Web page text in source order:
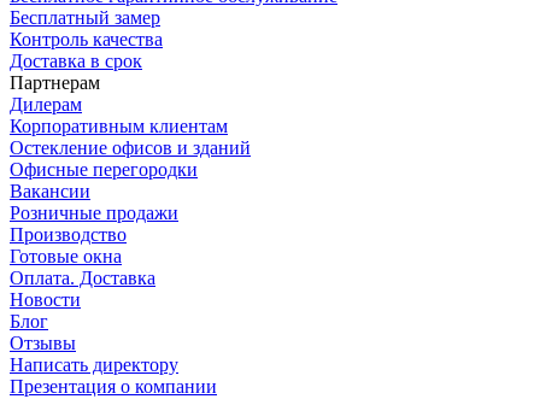
Бесплатный замер
Контроль качества
Доставка в срок
Партнерам
Дилерам
Корпоративным клиентам
Остекление офисов и зданий
Офисные перегородки
Вакансии
Розничные продажи
Производство
Готовые окна
Оплата. Доставка
Новости
Блог
Отзывы
Написать директору
Презентация о компании